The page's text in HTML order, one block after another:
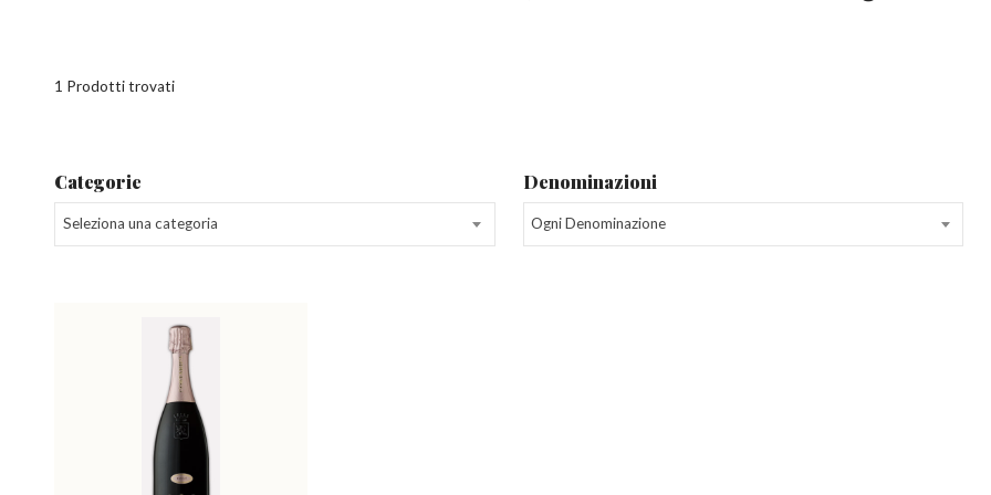
1 Prodotti trovati
Categorie
Seleziona una categoria
Denominazioni
Ogni Denominazione